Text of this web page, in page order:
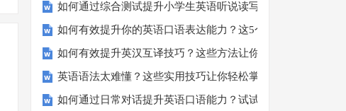
如何通过综合测试提升小学生英语听说读写技能？
如何有效提升你的英语口语表达能力？这5个技巧让你说一口
如何有效提升英汉互译技巧？这些方法让你翻译更精准！
英语语法太难懂？这些实用技巧让你轻松掌握！
如何通过日常对话提升英语口语能力？试试这5个方法！